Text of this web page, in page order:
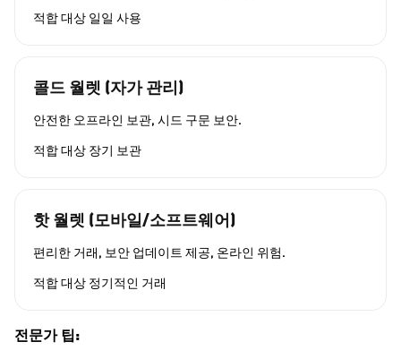
적합 대상 일일 사용
콜드 월렛 (자가 관리)
안전한 오프라인 보관, 시드 구문 보안.
적합 대상 장기 보관
핫 월렛 (모바일/소프트웨어)
편리한 거래, 보안 업데이트 제공, 온라인 위험.
적합 대상 정기적인 거래
전문가 팁: